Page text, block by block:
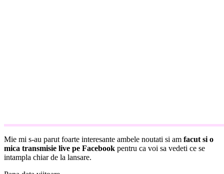
Mie mi s-au parut foarte interesante ambele noutati si am facut si o
mica transmisie live pe Facebook pentru ca voi sa vedeti ce se
intampla chiar de la lansare.